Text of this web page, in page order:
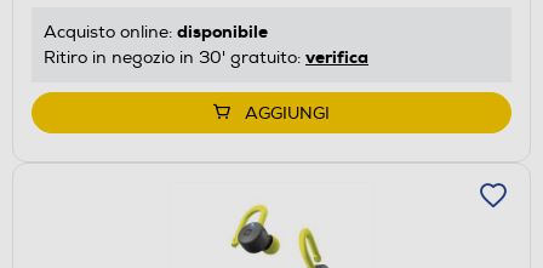
Acquisto online: disponibile
Ritiro in negozio in 30' gratuito: verifica
AGGIUNGI